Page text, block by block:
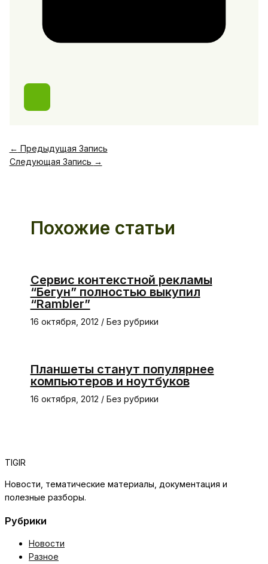
← Предыдущая Запись
Следующая Запись →
Похожие статьи
Сервис контекстной рекламы
“Бегун” полностью выкупил
“Rambler”
16 октября, 2012 / Без рубрики
Планшеты станут популярнее
компьютеров и ноутбуков
16 октября, 2012 / Без рубрики
TIGIR
Новости, тематические материалы, документация и
полезные разборы.
Рубрики
Новости
Разное